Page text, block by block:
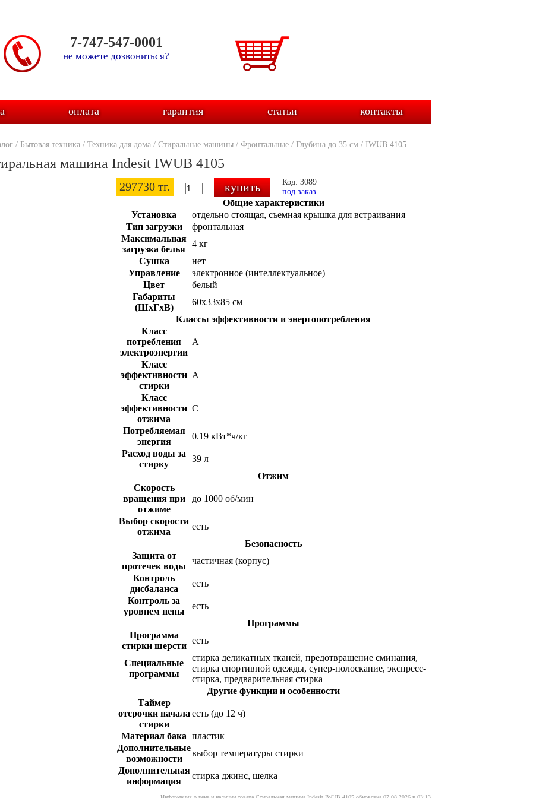
7-747-547-0001
не можете дозвониться?
оплата гарантия статьи контакты
/ Бытовая техника / Техника для дома / Стиральные машины / Фронтальные / Глубина до 35 см / IWUB 4105
машина Indesit IWUB 4105
297730 тг.
Код: 3089
под заказ
Общие характеристики
Установка
отдельно стоящая, съемная крышка для встраивания
Тип загрузки
фронтальная
Максимальная
загрузка белья
4 кг
Сушка
нет
Управление
электронное (интеллектуальное)
Цвет
белый
Габариты
(ШxГxВ)
60x33x85 см
Классы эффективности и энергопотребления
Класс
потребления
электроэнергии
A
Класс
эффективности
стирки
A
Класс
эффективности
отжима
C
Потребляемая
энергия
0.19 кВт*ч/кг
Расход воды за
стирку
39 л
Отжим
Скорость
вращения при
отжиме
до 1000 об/мин
Выбор скорости
отжима
есть
Безопасность
Защита от
протечек воды
частичная (корпус)
Контроль
дисбаланса
есть
Контроль за
уровнем пены
есть
Программы
Программа
стирки шерсти
есть
Специальные
программы
стирка деликатных тканей, предотвращение сминания,
стирка спортивной одежды, супер-полоскание, экспресс-
стирка, предварительная стирка
Другие функции и особенности
Таймер
отсрочки начала
стирки
есть (до 12 ч)
Материал бака пластик
Дополнительные
возможности
выбор температуры стирки
Дополнительная
информация
стирка джинс, шелка